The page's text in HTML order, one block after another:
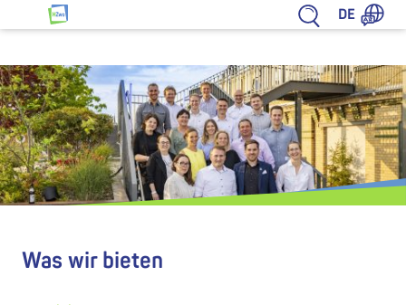
Zum Inhalt springen
HZwo – Antrieb für Sachsen
DE
Was wir bieten